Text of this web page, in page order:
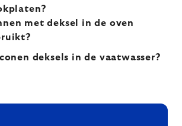
met deksel in de oven
deksels in de vaatwasser?